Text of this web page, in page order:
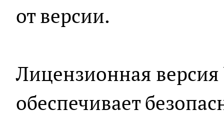
от версии.
Лицензионная
обеспечивает